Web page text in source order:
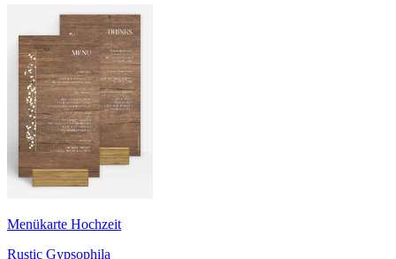
Menükarte Hochzeit
Rustic Gypsophila